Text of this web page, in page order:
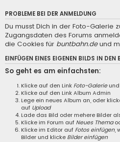
PROBLEME BEI DER ANMELDUNG
Du musst Dich in der Foto-Galerie
Zugangsdaten des Forums
die Cookies für buntbahn.deund
EINFÜGEN EINES EIGENEN BILDS IN DEN
So geht es am einfachsten:
Klicke auf den Link Foto-Galerieund
Klicke auf den LinkAlbum Admin
Lege ein neues Album an, oder
auf Upload
Lade das Bild oder mehere Bilder
Klicke im Forum auf Neues Thema
Klicke im Editor auf Fotos einfügen ,
Bilder und klicke Bilder einfügen